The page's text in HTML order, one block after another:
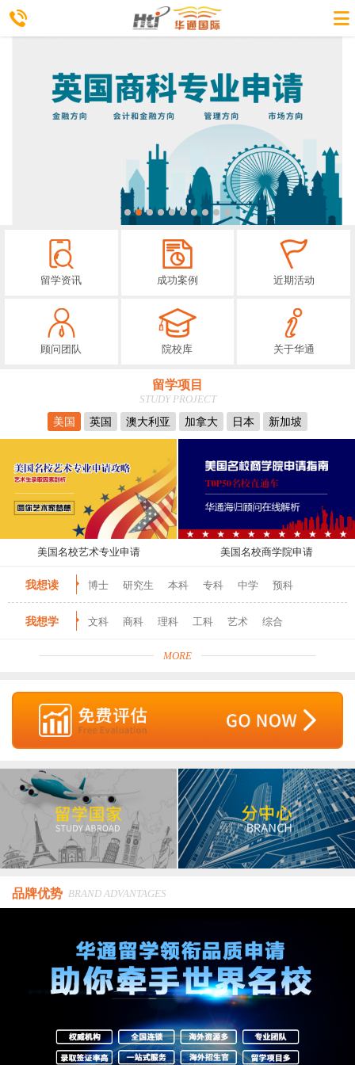
留学资讯 成功案例 近期活动
顾问团队 院校库 关于华通
留学项目
STUDY PROJECT
美国
英国 澳大利亚 加拿大 日本 新加坡
美国名校艺术专业申请 美国名校商学院申请
我想读 博士 研究生 本科 专科 中学 预科
我想学 文科 商科 理科 工科 艺术 综合
MORE
品牌优势 BRAND ADVANTAGES